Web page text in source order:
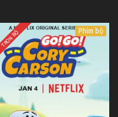
TRỌN BỘ Phim bộ